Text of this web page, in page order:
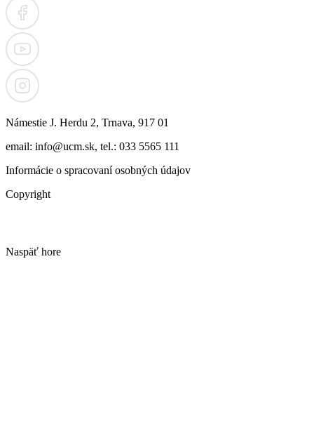
Námestie J. Herdu 2, Trnava, 917 01
email: info@ucm.sk, tel.: 033 5565 111
Informácie o spracovaní osobných údajov
Copyright
Naspäť hore